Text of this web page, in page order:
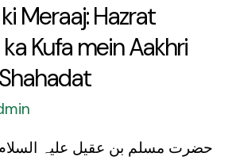
Meraaj: Hazrat
Kufa mein Aakhri
حضرت مسلم بن عقیل علیہ